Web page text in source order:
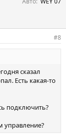
#8
сказал
Есть какая-то
подключить?
управление?